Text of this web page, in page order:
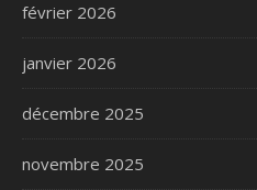
février 2026
janvier 2026
décembre 2025
novembre 2025